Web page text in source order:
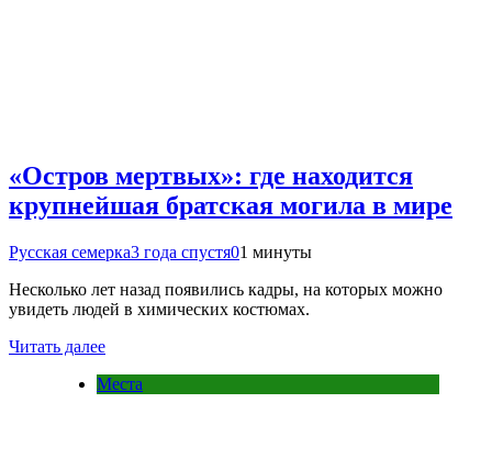
«Остров мертвых»: где находится
крупнейшая братская могила в мире
Русская семерка3 года спустя01 минуты
Несколько лет назад появились кадры, на которых можно
увидеть людей в химических костюмах.
Читать далее
Места